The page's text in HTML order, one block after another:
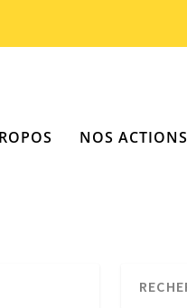
NOS ACTIONS